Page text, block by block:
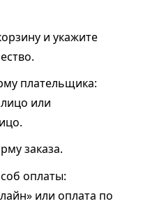
и укажите
плательщика:
или
заказа.
оплаты:
или оплата по